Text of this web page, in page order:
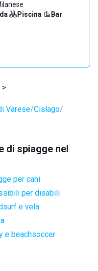
· Piscina· Bar·
>
Varese Cislago
di spiagge nel
per cani
per disabili
e vela
e beachsoccer